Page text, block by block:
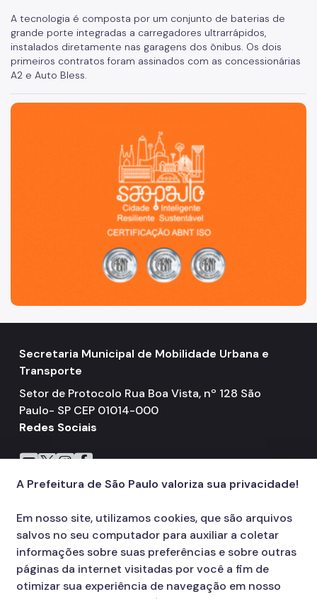
A tecnologia é composta por um conjunto de baterias de
grande porte integradas a carregadores ultrarrápidos,
instalados diretamente nas garagens dos ônibus. Os dois
primeiros contratos foram assinados com as concessionárias
A2 e Auto Bless.
São Paulo, cidade inteligente, resiliente e sustentável
Secretaria Municipal de Mobilidade Urbana e
Transporte
Setor de Protocolo Rua Boa Vista, nº 128 São
Paulo- SP CEP 01014-000
Redes Sociais
Icone do YouTube
Icone do X
Icone do Instagram
Icone do Facebook
A Prefeitura de São Paulo valoriza sua privacidade!
Em nosso site, utilizamos cookies, que são arquivos
salvos no seu computador para auxiliar a coletar
informações sobre suas preferências e sobre outras
páginas da internet visitadas por você a fim de
otimizar sua experiência de navegação em nosso